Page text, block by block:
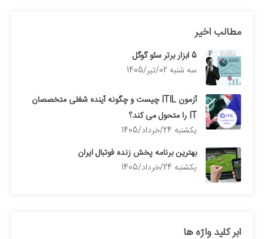
مطالب اخیر
5 ابزار برتر سئو گوگل
سه شنبه 02/تیر/1405
آزمون ITIL چیست و چگونه آینده شغلی متخصصان
IT را متحول می کند؟
يكشنبه 24/خرداد/1405
بهترین برنامه پخش زنده فوتبال ایران
يكشنبه 24/خرداد/1405
ابر کلید واژه ها